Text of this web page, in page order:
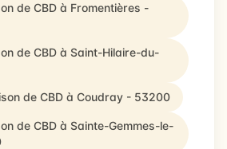
de CBD à Fromentières -
de CBD à Saint-Hilaire-du-
de CBD à Coudray - 53200
de CBD à Sainte-Gemmes-le-